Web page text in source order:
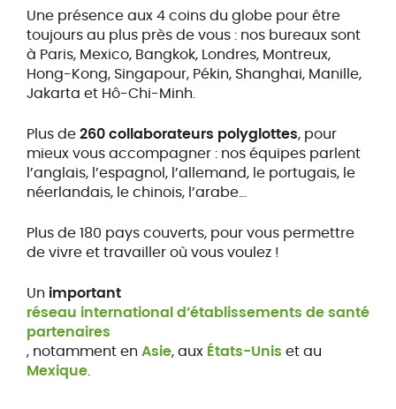
Une présence aux 4 coins du globe pour être
toujours au plus près de vous : nos bureaux sont
à Paris, Mexico, Bangkok, Londres, Montreux,
Hong-Kong, Singapour, Pékin, Shanghai, Manille,
Jakarta et Hô-Chi-Minh.
Plus de260 collaborateurs polyglottes, pour
mieux vous accompagner : nos équipes parlent
l’anglais, l’espagnol, l’allemand, le portugais, le
néerlandais, le chinois, l’arabe…
Plus de 180 pays couverts, pour vous permettre
de vivre et travailler où vous voulez !
Un important
réseau international d’établissements de santé
partenaires
, notamment en Asie, aux États-Unis et au
Mexique.